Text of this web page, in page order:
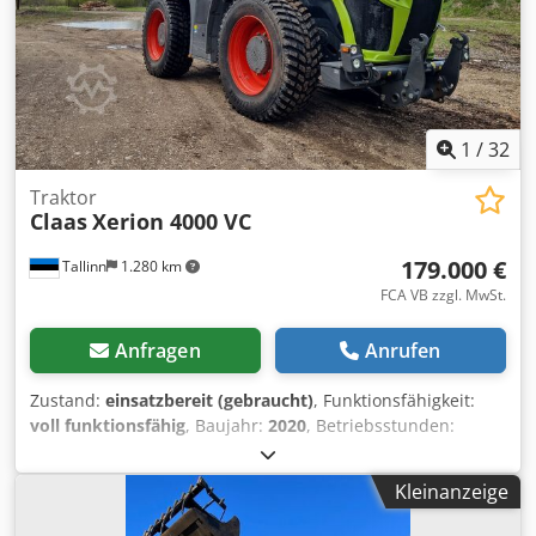
1 /32
Tallinn 1.280 km
Traktor
ClaasXerion 4000 VC
179.000 €
FCA VB zzgl. MwSt.
Anfragen Anrufen
Zustand: einsatzbereit (gebraucht), Funktionsfähigkeit:
voll funktionsfähig, Baujahr: 2020, Betriebsstunden:
308 kW (418,76 PS)
Mercedes, Getriebetyp:Sonstige, Höchstgeschwindigkeit:
, Erstzulassung:
, nächste Prüfung (TÜV):
, Farbe:Grün, Gesamtgewicht:
Kleinanzeige